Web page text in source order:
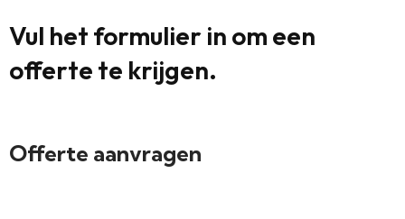
Vul het formulier in om een ​​
offerte te krijgen.
Offerte aanvragen